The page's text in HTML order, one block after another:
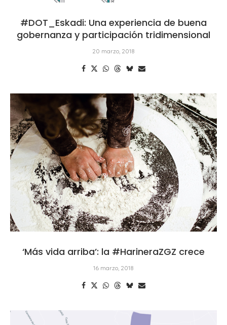
#DOT_Eskadi: Una experiencia de buena
gobernanza y participación tridimensional
20 marzo, 2018
‘Más vida arriba’: la #HarineraZGZ crece
16 marzo, 2018